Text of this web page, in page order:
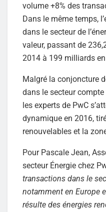
volume +8% des
Dans le même temps,
dans le secteur de
valeur, passant de
2014 à 199 milliards
Malgré la conjoncture
dans le secteur compte
les experts de PwC
dynamique en 2016,
renouvelables et la
Pour Pascale Jean,
secteur Énergie chez
transactions dans le
notamment en Europe
résulte des énergies